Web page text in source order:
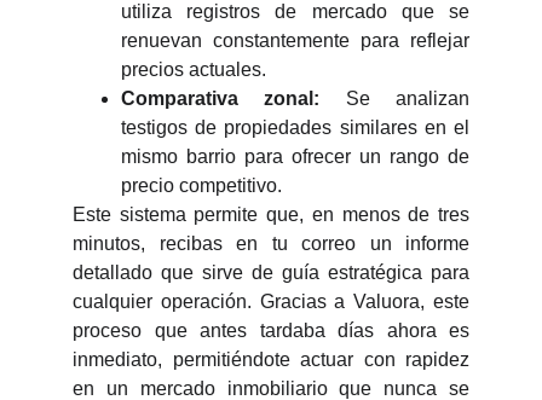
utiliza registros de mercado que se
renuevan constantemente para reflejar
precios actuales.
Comparativa zonal: Se analizan
testigos de propiedades similares en el
mismo barrio para ofrecer un rango de
precio competitivo.
Este sistema permite que, en menos de tres
minutos, recibas en tu correo un informe
detallado que sirve de guía estratégica para
cualquier operación. Gracias a Valuora, este
proceso que antes tardaba días ahora es
inmediato, permitiéndote actuar con rapidez
en un mercado inmobiliario que nunca se